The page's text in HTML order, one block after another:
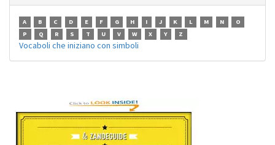
A B C D E F G H I J K L M N
O
P
Q R S T U V W X Y Z
Vocaboli che iniziano con simboli